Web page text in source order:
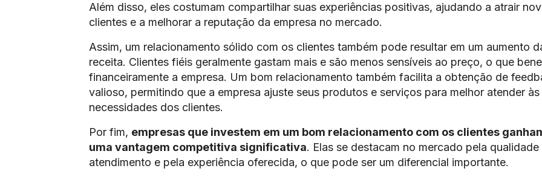
Além disso, eles costumam compartilhar suas experiências positivas, ajudando a atrair
clientes e a melhorar a reputação da empresa no mercado.
Assim, um relacionamento sólido com os clientes também pode resultar em um aumento
receita. Clientes fiéis geralmente gastam mais e são menos sensíveis ao preço, o que
financeiramente a empresa. Um bom relacionamento também facilita a obtenção de
valioso, permitindo que a empresa ajuste seus produtos e serviços para melhor atender às
necessidades dos clientes.
Por fim, empresas que investem em um bom relacionamento com os clientes
uma vantagem competitiva significativa. Elas se destacam no mercado pela qualidade
atendimento e pela experiência oferecida, o que pode ser um diferencial importante.